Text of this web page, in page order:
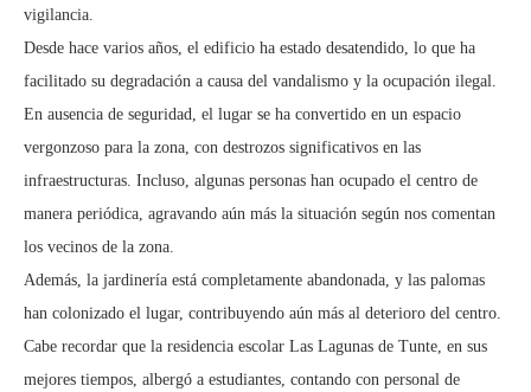
vigilancia.
Desde hace varios años, el edificio ha estado desatendido, lo que ha
facilitado su degradación a causa del vandalismo y la ocupación ilegal.
En ausencia de seguridad, el lugar se ha convertido en un espacio
vergonzoso para la zona, con destrozos significativos en las
infraestructuras. Incluso, algunas personas han ocupado el centro de
manera periódica, agravando aún más la situación según nos comentan
los vecinos de la zona.
Además, la jardinería está completamente abandonada, y las palomas
han colonizado el lugar, contribuyendo aún más al deterioro del centro.
Cabe recordar que la residencia escolar Las Lagunas de Tunte, en sus
mejores tiempos, albergó a estudiantes, contando con personal de